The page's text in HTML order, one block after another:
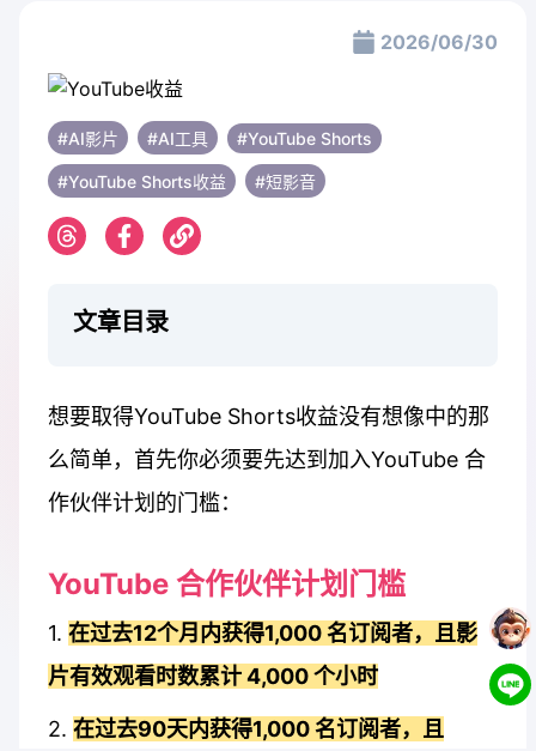
2026/06/30
#AI影片 #AI工具 #YouTube Shorts
#YouTube Shorts收益 #短影音
文章目录
想要取得YouTube Shorts收益没有想像中的那
么简单，首先你必须要先达到加入YouTube 合
作伙伴计划的门槛：
YouTube 合作伙伴计划门槛
1. 在过去12个月内获得1,000 名订阅者，且影
片有效观看时数累计 4,000 个小时
2. 在过去90天内获得1,000 名订阅者，且